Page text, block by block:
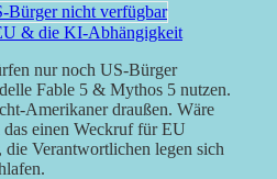
& die KI-Abhängigkeit
nur noch US-Bürger
Fable 5 & Mythos 5 nutzen.
Amerikaner draußen. Wäre
einen Weckruf für EU
Verantwortlichen legen sich